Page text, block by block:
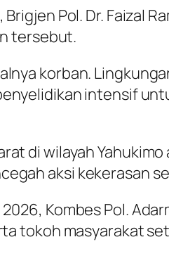
Pol. Dr. Faizal
tersebut.
korban.
intensif
di wilayah
aksi kekerasan
Kombes Pol.
tokoh masyarakat